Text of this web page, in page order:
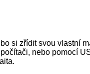
si zřídit svou vlastní
nebo pomocí